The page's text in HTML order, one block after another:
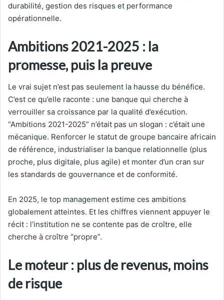
durabilité, gestion des risques et performance
opérationnelle.
Ambitions 2021-2025 : la
promesse, puis la preuve
Le vrai sujet n’est pas seulement la hausse du bénéfice.
C’est ce qu’elle raconte : une banque qui cherche à
verrouiller sa croissance par la qualité d’exécution.
“Ambitions 2021-2025” n’était pas un slogan : c’était une
mécanique. Renforcer le statut de groupe bancaire africain
de référence, industrialiser la banque relationnelle (plus
proche, plus digitale, plus agile) et monter d’un cran sur
les standards de gouvernance et de conformité.
En 2025, le top management estime ces ambitions
globalement atteintes. Et les chiffres viennent appuyer le
récit : l’institution ne se contente pas de croître, elle
cherche à croître “propre”.
Le moteur : plus de revenus, moins
de risque